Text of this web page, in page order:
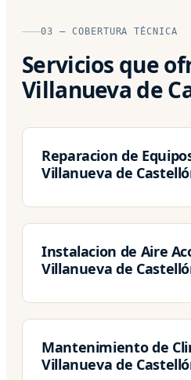
03 — COBERTURA TÉCNICA
Servicios que
Villanueva de
Reparacion de
Villanueva de
Instalacion de Aire
Villanueva de
Mantenimiento de
Villanueva de